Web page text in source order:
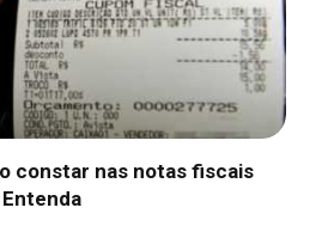
constar nas notas fiscais